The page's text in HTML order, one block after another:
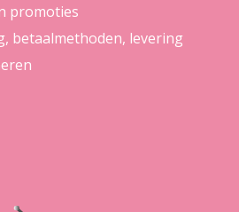
promoties
betaalmethoden, levering